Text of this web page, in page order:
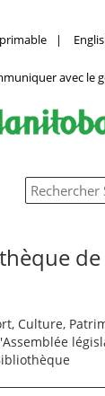
|
avec le
Culture,